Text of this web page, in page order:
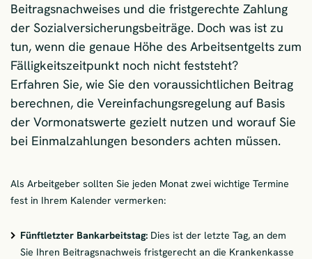
Beitragsnachweises und die fristgerechte Zahlung
der Sozialversicherungsbeiträge. Doch was ist zu
tun, wenn die genaue Höhe des Arbeitsentgelts zum
Fälligkeitszeitpunkt noch nicht feststeht?
Erfahren Sie, wie Sie den voraussichtlichen Beitrag
berechnen, die Vereinfachungsregelung auf Basis
der Vormonatswerte gezielt nutzen und worauf Sie
bei Einmalzahlungen besonders achten müssen.
Als Arbeitgeber sollten Sie jeden Monat zwei wichtige Termine
fest in Ihrem Kalender vermerken:
Fünftletzter Bankarbeitstag: Dies ist der letzte Tag, an dem
Sie Ihren Beitragsnachweis fristgerecht an die Krankenkasse